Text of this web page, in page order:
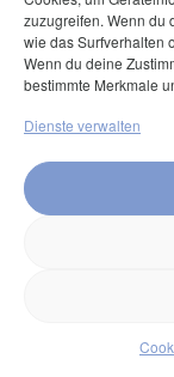
zuzugreifen. Wenn du
wie das Surfverhalten
Wenn du deine
bestimmte Merkmale
Dienste verwalten
Klarna Pay
Klarna
Service
FAQ
Kontakt